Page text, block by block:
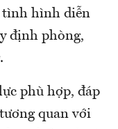
tình hình diễn
định phòng,
phù hợp, đáp
quan với